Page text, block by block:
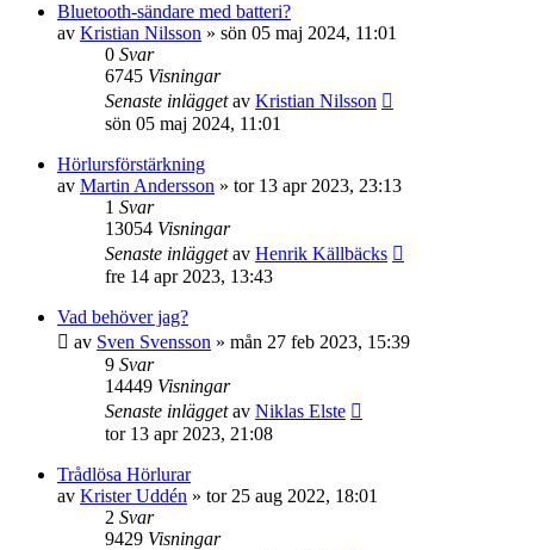
Bluetooth-sändare med batteri?
av Kristian Nilsson » sön 05 maj 2024, 11:01
0 Svar
6745 Visningar
Senaste inläggetav Kristian Nilsson
sön 05 maj 2024, 11:01
Hörlursförstärkning
av Martin Andersson » tor 13 apr 2023, 23:13
1 Svar
13054 Visningar
Senaste inläggetav Henrik Källbäcks
fre 14 apr 2023, 13:43
Vad behöver jag?
av Sven Svensson » mån 27 feb 2023, 15:39
9 Svar
14449 Visningar
Senaste inläggetav Niklas Elste
tor 13 apr 2023, 21:08
Trådlösa Hörlurar
av Krister Uddén » tor 25 aug 2022, 18:01
2 Svar
9429 Visningar